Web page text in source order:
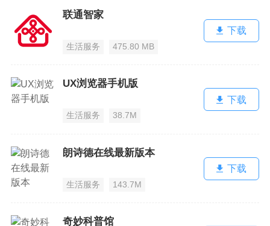
联通智家
生活服务 475.80 MB
下载
UX浏览器手机版
生活服务 38.7M
下载
朗诗德在线最新版本
生活服务 143.7M
下载
奇妙科普馆